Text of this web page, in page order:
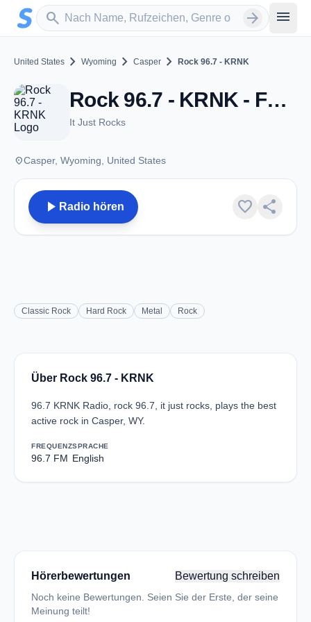
Zum Hauptinhalt springen
search
Sender suchen arrow_forward menu
United States chevron_right Wyoming chevron_right Casper chevron_right Rock 96.7 - KRNK
Rock 96.7 - KRNK - FM 96.7 - Casper, WY
It Just Rocks
placeCasper, Wyoming, United States
play_arrow Radio hören favorite share
Classic Rock Hard Rock Metal Rock
Über Rock 96.7 - KRNK
96.7 KRNK Radio, rock 96.7, it just rocks, plays the best
active rock in Casper, WY.
FREQUENZ
96.7 FM
SPRACHE
English
Hörerbewertungen Bewertung schreiben
Noch keine Bewertungen. Seien Sie der Erste, der seine
Meinung teilt!